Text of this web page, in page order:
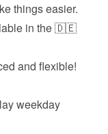
things easier.
in the 🇩🇪
weekday